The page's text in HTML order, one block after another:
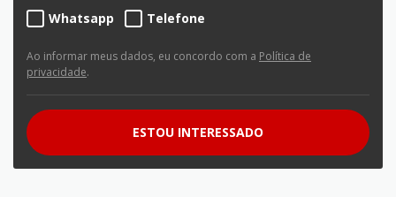
Whatsapp
Telefone
Ao informar meus dados, eu concordo com a Política de
privacidade.
ESTOU INTERESSADO